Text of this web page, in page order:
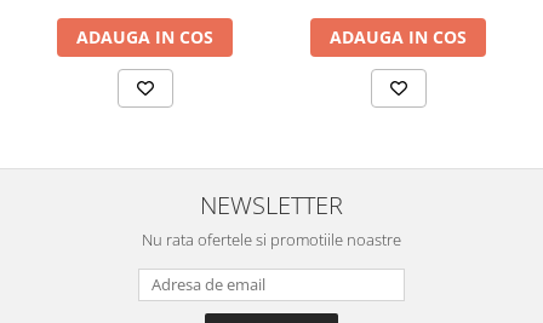
ADAUGA IN COS ADAUGA IN COS
NEWSLETTER
Nu rata ofertele si promotiile noastre